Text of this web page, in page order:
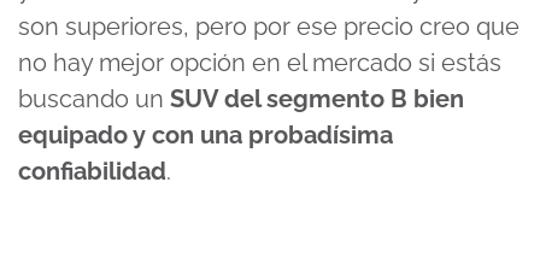
son superiores, pero por ese precio creo que
no hay mejor opción en el mercado si estás
buscando un SUV del segmento B bien
equipado y con una probadísima
confiabilidad.